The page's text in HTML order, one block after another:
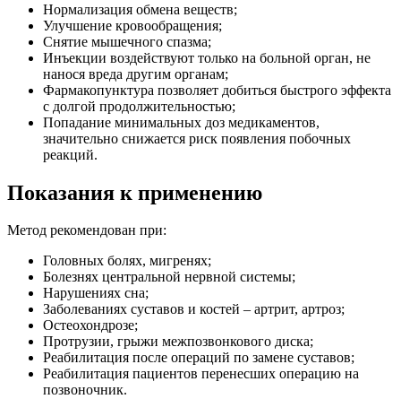
Нормализация обмена веществ;
Улучшение кровообращения;
Снятие мышечного спазма;
Инъекции воздействуют только на больной орган, не
нанося вреда другим органам;
Фармакопунктура позволяет добиться быстрого эффекта
с долгой продолжительностью;
Попадание минимальных доз медикаментов,
значительно снижается риск появления побочных
реакций.
Показания к применению
Метод рекомендован при:
Головных болях, мигренях;
Болезнях центральной нервной системы;
Нарушениях сна;
Заболеваниях суставов и костей – артрит, артроз;
Остеохондрозе;
Протрузии, грыжи межпозвонкового диска;
Реабилитация после операций по замене суставов;
Реабилитация пациентов перенесших операцию на
позвоночник.